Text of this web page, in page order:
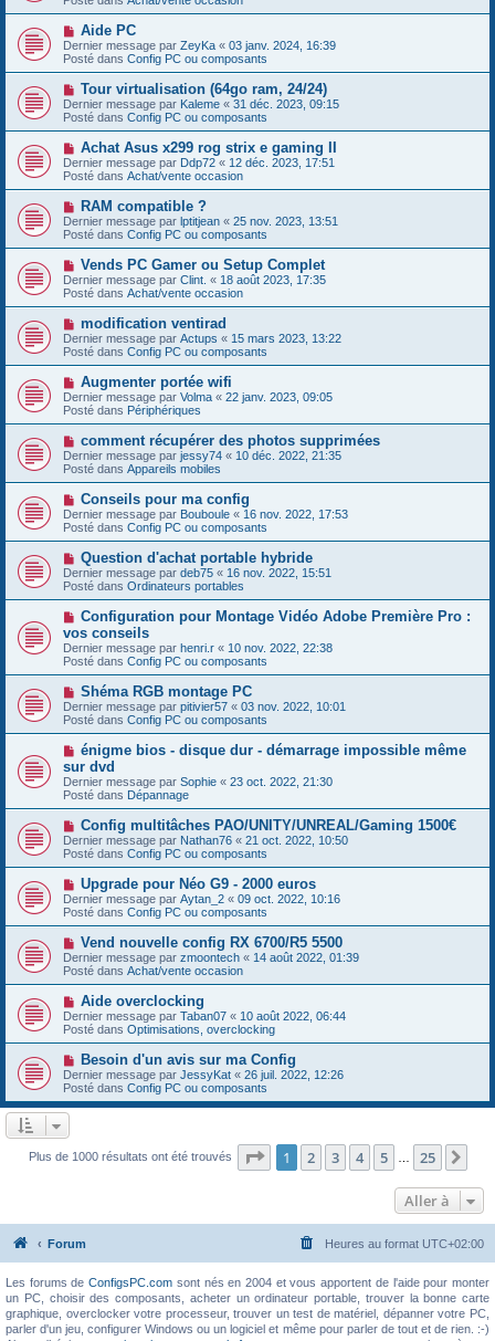
g
m
e
s
s
a
g
e
v
a
u
m
e
s
s
a
g
N
o
u
v
e
u
m
e
s
s
a
g
e
Aide PC
Dernier message par ZeyKa « 03 janv. 2024, 16:39
Posté dans Config PC ou composants
N
o
u
v
a
u
m
e
s
a
g
e
Tour virtualisation (64go ram, 24/24)
Dernier message par Kaleme « 31 déc. 2023, 09:15
Posté dans Config PC ou composants
N
o
u
v
e
a
u
m
e
s
s
a
g
Achat Asus x299 rog strix e gaming II
Dernier message par Ddp72 « 12 déc. 2023, 17:51
Posté dans Achat/vente occasion
N
o
u
v
e
u
m
e
s
s
a
g
RAM compatible ?
Dernier message par lptitjean « 25 nov. 2023, 13:51
Posté dans Config PC ou composants
N
o
u
v
a
u
m
e
s
s
a
g
Vends PC Gamer ou Setup Complet
Dernier message par Clint. « 18 août 2023, 17:35
Posté dans Achat/vente occasion
N
o
u
v
a
u
m
e
s
s
a
g
e
modification ventirad
Dernier message par Actups « 15 mars 2023, 13:22
Posté dans Config PC ou composants
N
o
u
v
a
u
m
e
s
s
a
g
e
Augmenter portée wifi
Dernier message par Volma « 22 janv. 2023, 09:05
Posté dans Périphériques
N
o
u
v
a
u
m
e
s
s
a
g
e
comment récupérer des photos supprimées
Dernier message par jessy74 « 10 déc. 2022, 21:35
Posté dans Appareils mobiles
N
o
u
v
a
u
m
e
s
s
a
g
e
Conseils pour ma config
Dernier message par Bouboule « 16 nov. 2022, 17:53
Posté dans Config PC ou composants
N
o
u
v
a
u
m
e
s
s
a
g
e
Question d'achat portable hybride
Dernier message par deb75 « 16 nov. 2022, 15:51
Posté dans Ordinateurs portables
N
u
v
e
a
u
m
e
s
s
a
g
e
Configuration pour Montage Vidéo Adobe Première Pro :
vos conseils
Dernier message par henri.r « 10 nov. 2022, 22:38
Posté dans Config PC ou composants
N
o
u
v
a
u
m
e
s
s
g
e
Shéma RGB montage PC
Dernier message par pitivier57 « 03 nov. 2022, 10:01
Posté dans Config PC ou composants
N
u
v
e
a
u
m
e
s
s
g
e
énigme bios - disque dur - démarrage impossible même
sur dvd
Dernier message par Sophie « 23 oct. 2022, 21:30
Posté dans Dépannage
N
o
u
v
e
a
u
m
e
s
s
a
g
Config multitâches PAO/UNITY/UNREAL/Gaming 1500€
Dernier message par Nathan76 « 21 oct. 2022, 10:50
Posté dans Config PC ou composants
N
o
u
v
e
u
m
e
s
s
a
g
e
Upgrade pour Néo G9 - 2000 euros
Dernier message par Aytan_2 « 09 oct. 2022, 10:16
Posté dans Config PC ou composants
N
o
u
v
a
u
m
e
s
a
g
e
Vend nouvelle config RX 6700/R5 5500
Dernier message par zmoontech « 14 août 2022, 01:39
Posté dans Achat/vente occasion
N
o
u
v
e
a
u
m
e
g
Aide overclocking
Dernier message par Taban07 « 10 août 2022, 06:44
Posté dans Optimisations, overclocking
N
o
u
v
e
m
e
Besoin d'un avis sur ma Config
Dernier message par JessyKat « 26 juil. 2022, 12:26
Posté dans Config PC ou composants
Plus de 1000 résultats ont été trouvés Page 1sur25
1 2 3 4 5 25
Aller à
Forum Heures au format UTC+02:00
Les forums deConfigsPC.com sont nés en 2004 et vous apportent de l'aide pour monter
un PC, choisir des composants, acheter un ordinateur portable, trouver la bonne carte
graphique, overclocker votre processeur, trouver un test de matériel, dépanner votre PC,
parler d'un jeu, configurer Windows ou un logiciel et même pour parler de tout et de rien. :-)